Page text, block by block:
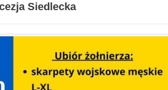
Siedlecka